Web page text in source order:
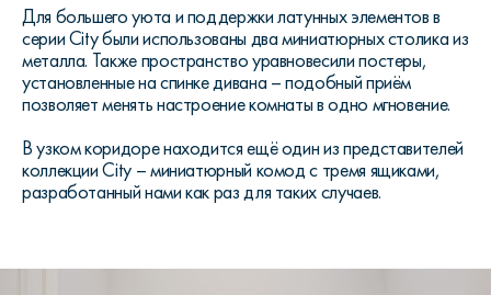
Для большего уюта и поддержки латунных элементов в
серии City были использованы два миниатюрных столика из
металла. Также пространство уравновесили постеры,
установленные на спинке дивана – подобный приём
позволяет менять настроение комнаты в одно мгновение.
В узком коридоре находится ещё один из представителей
коллекции City – миниатюрный комод с тремя ящиками,
разработанный нами как раз для таких случаев.